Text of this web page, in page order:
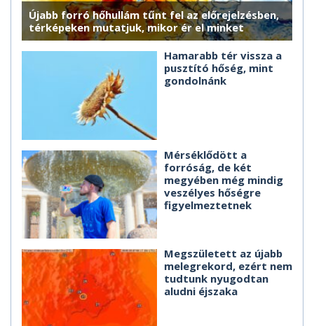
Újabb forró hőhullám tűnt fel az előrejelzésben,
térképeken mutatjuk, mikor ér el minket
Hamarabb tér vissza a
pusztító hőség, mint
gondolnánk
Mérséklődött a
forróság, de két
megyében még mindig
veszélyes hőségre
figyelmeztetnek
Megszületett az újabb
melegrekord, ezért nem
tudtunk nyugodtan
aludni éjszaka